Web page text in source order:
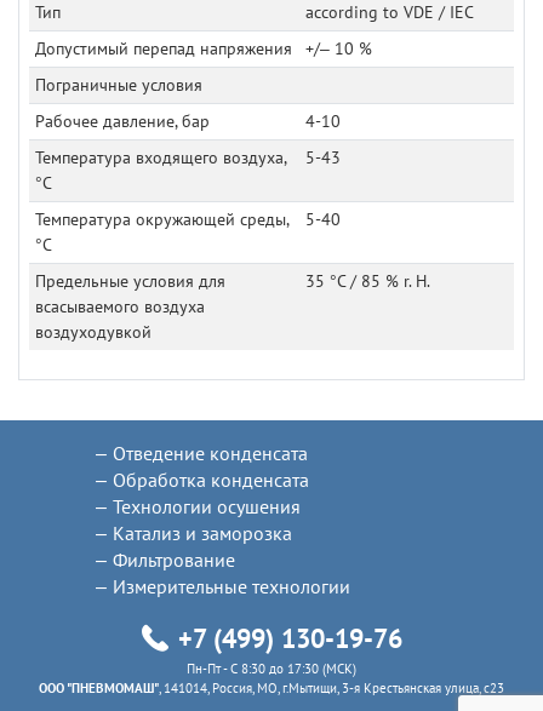
Тип
according to VDE / IEC
Допустимый перепад напряжения
+/– 10 %
Пограничные условия
Рабочее давление, бар
4-10
Температура входящего воздуха,
°C
5-43
Температура окружающей среды,
°C
5-40
Предельные условия для
всасываемого воздуха
воздуходувкой
35 °C / 85 % r. H.
Отведение конденсата
Обработка конденсата
Технологии осушения
Катализ и заморозка
Фильтрование
Измерительные технологии
+7 (499) 130-19-76
Пн-Пт - C 8:30 до 17:30 (МСК)
ООО "ПНЕВМОМАШ" , 141014, Россия, МО, г.Мытищи, 3-я Крестьянская улица, с23